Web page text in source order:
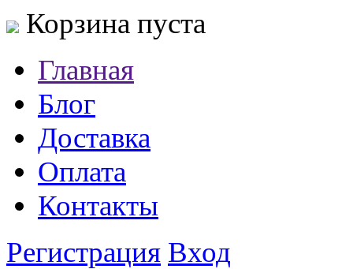
Корзина пуста
Главная
Блог
Доставка
Оплата
Контакты
Регистрация Вход